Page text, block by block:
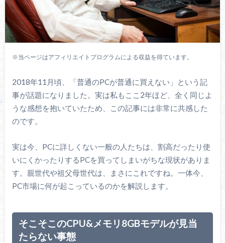
※当ページはアフィリエイトプログラムによる収益を得ています。
2018年11月頃、「普通のPCが普通に買えない」という記
事が話題になりました。実は私もここ2年ほど、全く同じよ
うな感想を抱いていたため、この記事には非常に共感した
のです。
実は今、PCに詳しくない一般の人たちは、割高だったり使
いにくかったりするPCを買ってしまいがちな現状がありま
す。親世代や祖父母世代は、まさにこれですね。一体今、
PC市場に何が起こっているのかを解説します。
そこそこのCPU&メモリ8GBモデルが見当
たらない事態